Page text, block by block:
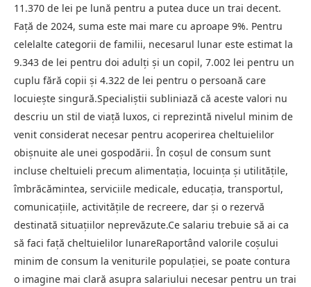
11.370 de lei pe lună pentru a putea duce un trai decent.
Față de 2024, suma este mai mare cu aproape 9%. Pentru
celelalte categorii de familii, necesarul lunar este estimat la
9.343 de lei pentru doi adulți și un copil, 7.002 lei pentru un
cuplu fără copii și 4.322 de lei pentru o persoană care
locuiește singură.Specialiștii subliniază că aceste valori nu
descriu un stil de viață luxos, ci reprezintă nivelul minim de
venit considerat necesar pentru acoperirea cheltuielilor
obișnuite ale unei gospodării. În coșul de consum sunt
incluse cheltuieli precum alimentația, locuința și utilitățile,
îmbrăcămintea, serviciile medicale, educația, transportul,
comunicațiile, activitățile de recreere, dar și o rezervă
destinată situațiilor neprevăzute.Ce salariu trebuie să ai ca
să faci față cheltuielilor lunareRaportând valorile coșului
minim de consum la veniturile populației, se poate contura
o imagine mai clară asupra salariului necesar pentru un trai